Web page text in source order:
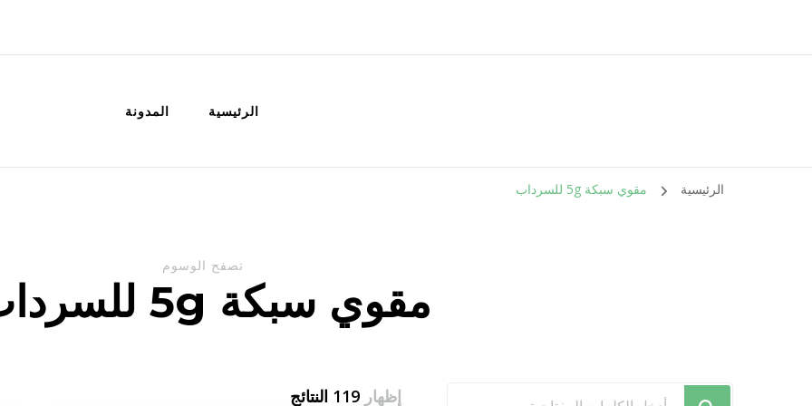
الرئيسية المدونة
الرئيسية مقوي سبكة 5g للسرداب
تصفح الوسوم
مقوي سبكة 5g للسرداب
إظهار 119 النتائج